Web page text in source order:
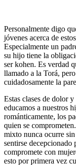
Personalmente digo
jóvenes acerca de
Especialmente un
su hijo tiene la
ser kohen. Es verdad
llamado a la Torá,
cuidadosamente la
Estas clases de dolor
educamos a nuestros
románticamente, los
quien se
mixto nunca ocurre
sentirse
compromete con
esto por primera vez